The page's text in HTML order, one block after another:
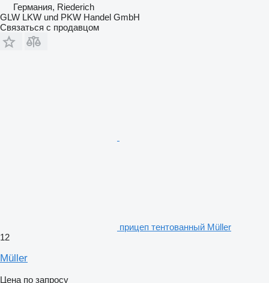
Германия, Riederich
GLW LKW und PKW Handel GmbH
Связаться с продавцом
прицеп тентованный Müller
12
Müller
Цена по запросу